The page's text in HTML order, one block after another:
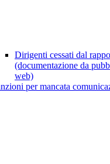
Dirigenti cessati dal
(documentazione da
web)
per mancata